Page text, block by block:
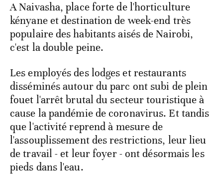
A Naivasha, place forte de l'horticulture
kényane et destination de week-end très
populaire des habitants aisés de Nairobi,
c'est la double peine.
Les employés des lodges et restaurants
disséminés autour du parc ont subi de plein
fouet l'arrêt brutal du secteur touristique à
cause la pandémie de coronavirus. Et tandis
que l'activité reprend à mesure de
l'assouplissement des restrictions, leur lieu
de travail - et leur foyer - ont désormais les
pieds dans l'eau.